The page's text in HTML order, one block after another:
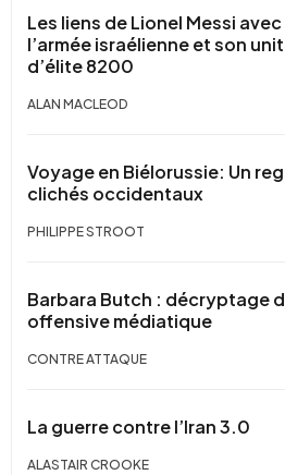
Les liens de Lionel Messi
l’armée israélienne et son
d’élite 8200
ALAN MACLEOD
Voyage en Biélorussie: Un
clichés occidentaux
PHILIPPE STROOT
Barbara Butch : décryptage
offensive médiatique
CONTRE ATTAQUE
La guerre contre l’Iran 3.0
ALASTAIR CROOKE